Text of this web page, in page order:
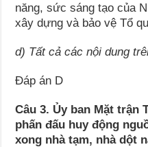
năng, sức sáng tạo của
xây dựng và bảo vệ Tổ
d) Tất cả các nội dung
Đáp án D
Câu 3. Ủy ban Mặt trận
phấn đấu huy động
xong nhà tạm, nhà dột